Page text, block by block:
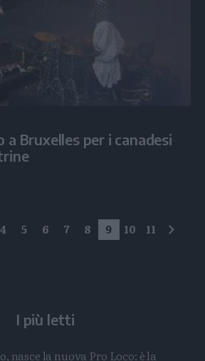
a Bruxelles per i canadesi
4 5 6 7 8 9 10 11
I più letti
nasce la nuova Pro Loco: è la